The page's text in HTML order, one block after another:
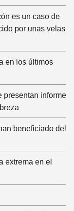
es un caso de
por unas velas
en los últimos
presentan informe
beneficiado del
extrema en el